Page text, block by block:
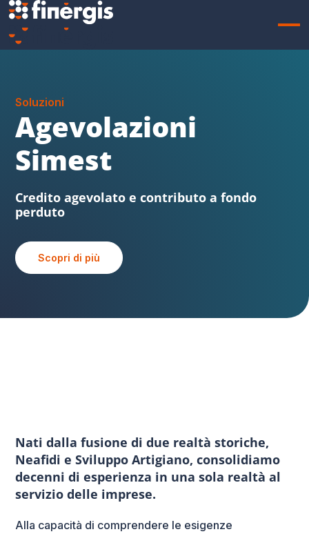
Soluzioni
Sabatini FVG
contributo a fondo perduto
Scopri di più
Nati dalla fusione di due realtà storiche,
Neafidi e Sviluppo Artigiano, consolidiamo
decenni di esperienza in una sola realtà al
servizio delle imprese.
Alla capacità di comprendere le esigenze